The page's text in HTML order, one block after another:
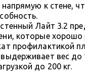
напрямую к стене,
Лайт 3.2
которые хорошо
профилактикой
вес до
до 200 кг.